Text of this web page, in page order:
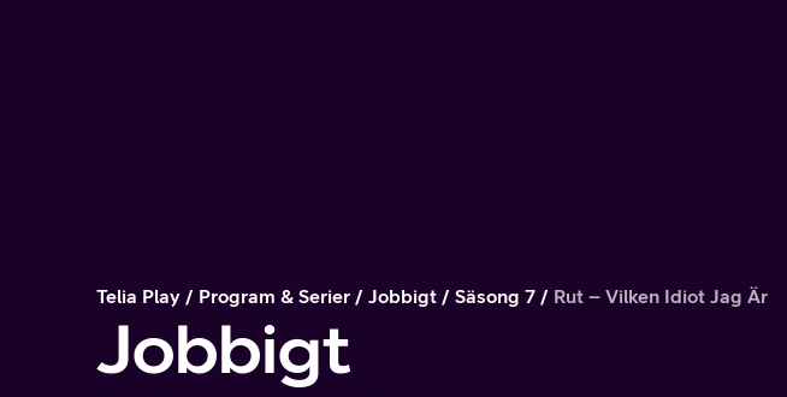
Telia Play Program & Serier Jobbigt Säsong 7 Rut – Vilken Idiot Jag Är
Jobbigt